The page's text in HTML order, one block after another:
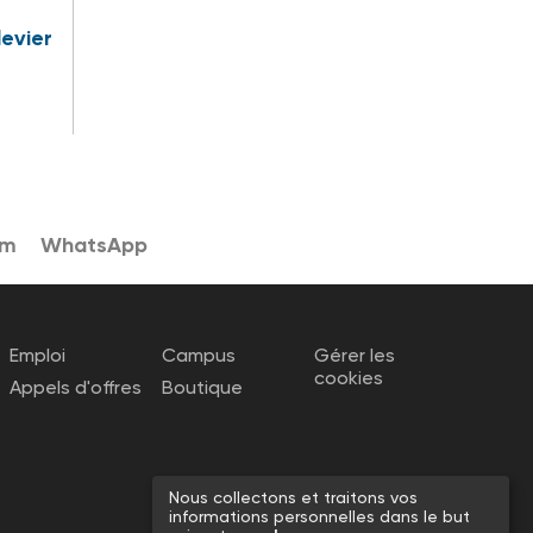
WhatsApp
Emploi
Appels d'offres
Campus
Boutique
Gérer les
cookies
Nous collectons et traitons vos
informations personnelles dans le but